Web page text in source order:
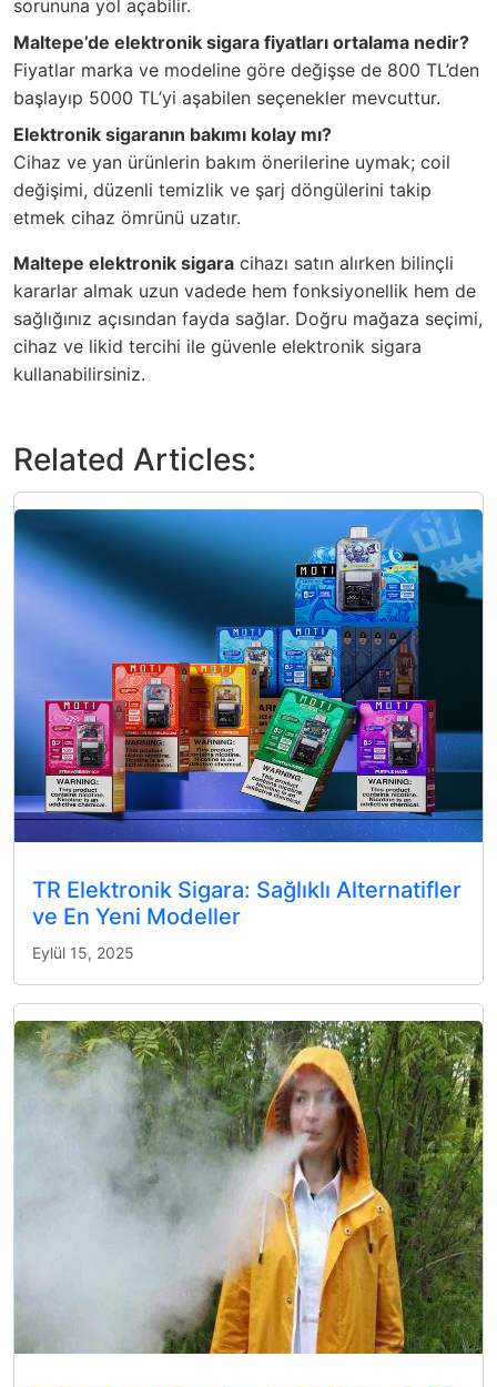
sorununa yol açabilir.
Maltepe’de elektronik sigara fiyatları ortalama nedir?
Fiyatlar marka ve modeline göre değişse de 800 TL’den
başlayıp 5000 TL’yi aşabilen seçenekler mevcuttur.
Elektronik sigaranın bakımı kolay mı?
Cihaz ve yan ürünlerin bakım önerilerine uymak; coil
değişimi, düzenli temizlik ve şarj döngülerini takip
etmek cihaz ömrünü uzatır.
Maltepe elektronik sigara cihazı satın alırken bilinçli
kararlar almak uzun vadede hem fonksiyonellik hem de
sağlığınız açısından fayda sağlar. Doğru mağaza seçimi,
cihaz ve likid tercihi ile güvenle elektronik sigara
kullanabilirsiniz.
Related Articles:
TR Elektronik Sigara: Sağlıklı Alternatifler
ve En Yeni Modeller
Eylül 15, 2025